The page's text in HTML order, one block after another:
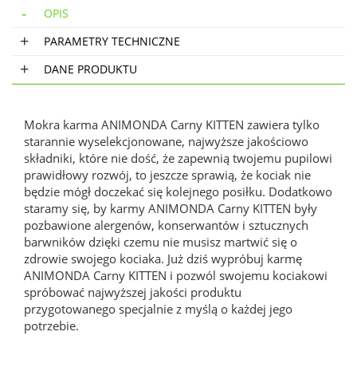
OPIS
PARAMETRY TECHNICZNE
DANE PRODUKTU
Mokra karma ANIMONDA Carny KITTEN zawiera tylko
starannie wyselekcjonowane, najwyższe jakościowo
składniki, które nie dość, że zapewnią twojemu pupilowi
prawidłowy rozwój, to jeszcze sprawią, że kociak nie
będzie mógł doczekać się kolejnego posiłku. Dodatkowo
staramy się, by karmy ANIMONDA Carny KITTEN były
pozbawione alergenów, konserwantów i sztucznych
barwników dzięki czemu nie musisz martwić się o
zdrowie swojego kociaka. Już dziś wypróbuj karmę
ANIMONDA Carny KITTEN i pozwól swojemu kociakowi
spróbować najwyższej jakości produktu
przygotowanego specjalnie z myślą o każdej jego
potrzebie.